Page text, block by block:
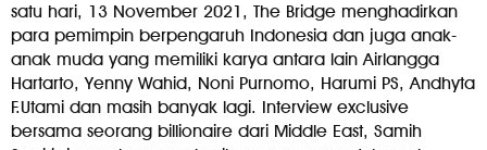
satu hari, 13 November 2021, The Bridge menghadirkan
para pemimpin berpengaruh Indonesia dan juga anak-
anak muda yang memiliki karya antara lain Airlangga
Hartarto, Yenny Wahid, Noni Purnomo, Harumi PS, Andhyta
F.Utami dan masih banyak lagi. Interview exclusive
bersama seorang billionaire dari Middle East, Samih